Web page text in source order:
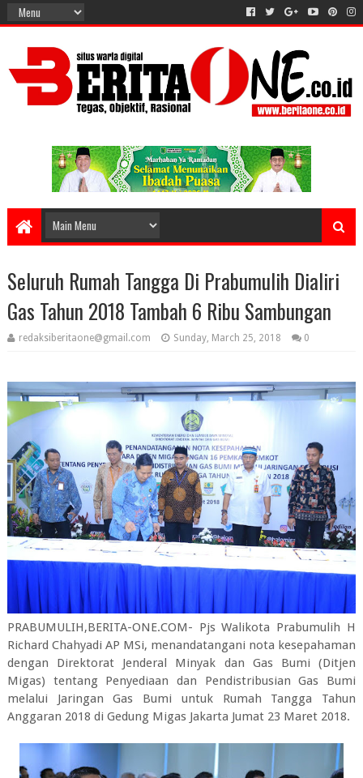
Seluruh Rumah Tangga Di Prabumulih Dialiri
Gas Tahun 2018 Tambah 6 Ribu Sambungan
redaksiberitaone@gmail.com Sunday, March 25, 2018 0
PRABUMULIH,BERITA-ONE.COM- Pjs Walikota Prabumulih H
Richard Chahyadi AP MSi, menandatangani nota kesepahaman
dengan Direktorat Jenderal Minyak dan Gas Bumi (Ditjen
Migas) tentang Penyediaan dan Pendistribusian Gas Bumi
melalui Jaringan Gas Bumi untuk Rumah Tangga Tahun
Anggaran 2018 di Gedung Migas Jakarta Jumat 23 Maret 2018.